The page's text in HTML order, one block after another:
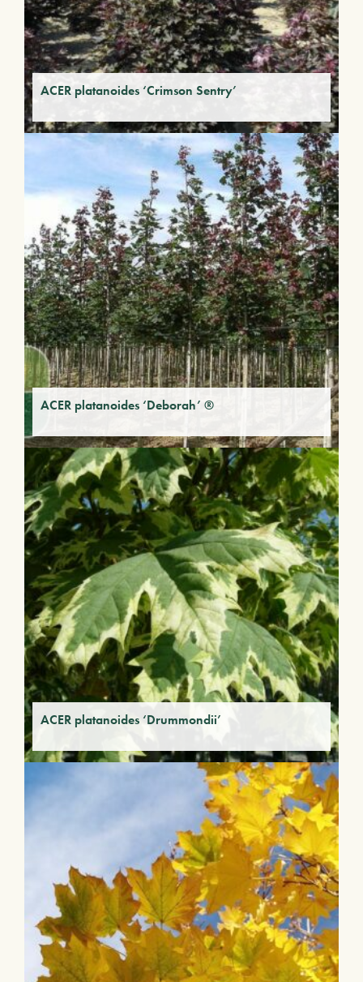
ACER platanoides ‘Crimson Sentry’
ACER platanoides ‘Deborah’ ®
ACER platanoides ‘Drummondii’